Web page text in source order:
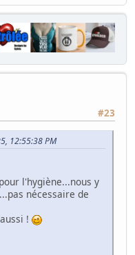
#23
12:55:38 PM
l'hygiène...nous y
nécessaire de
!